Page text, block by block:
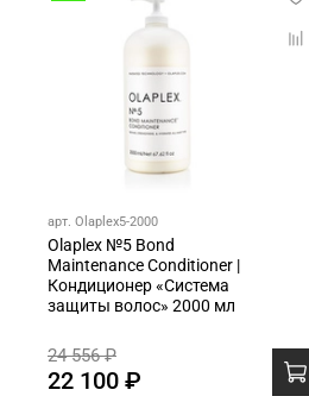
арт. Olaplex5-2000
Olaplex №5 Bond
Maintenance Conditioner |
Кондиционер «Система
защиты волос» 2000 мл
24 556 ₽
22 100 ₽